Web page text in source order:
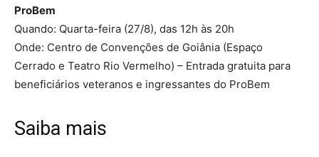
ProBem
Quando: Quarta-feira (27/8), das 12h às 20h
Onde: Centro de Convenções de Goiânia (Espaço
Cerrado e Teatro Rio Vermelho) – Entrada gratuita para
beneficiários veteranos e ingressantes do ProBem
Saiba mais